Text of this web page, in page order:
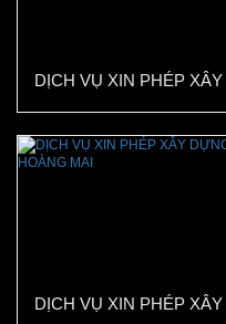
DỊCH VỤ XIN PHÉP
DỊCH VỤ XIN PHÉP